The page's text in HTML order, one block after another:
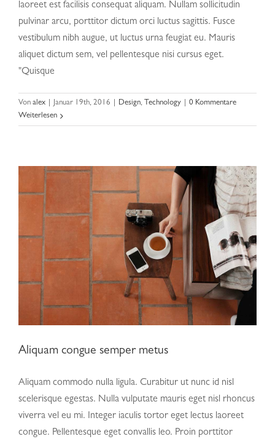
laoreet est facilisis consequat aliquam. Nullam sollicitudin
pulvinar arcu, porttitor dictum orci luctus sagittis. Fusce
vestibulum nibh augue, ut luctus urna feugiat eu. Mauris
aliquet dictum sem, vel pellentesque nisi cursus eget.
"Quisque
Von alex Januar 19th, 2016 Design, Technology
0 Kommentare
Weiterlesen
Aliquam congue semper metus
Aliquam congue semper metus
Aliquam commodo nulla ligula. Curabitur ut nunc id nisl
scelerisque egestas. Nulla vulputate mauris eget nisl rhoncus
viverra vel eu mi. Integer iaculis tortor eget lectus laoreet
congue. Pellentesque eget convallis leo. Proin porttitor